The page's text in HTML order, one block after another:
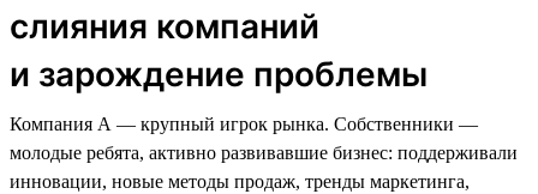
слияния компаний
и зарождение проблемы
Компания А — крупный игрок рынка. Собственники —
молодые ребята, активно развивавшие бизнес: поддерживали
инновации, новые методы продаж, тренды маркетинга,